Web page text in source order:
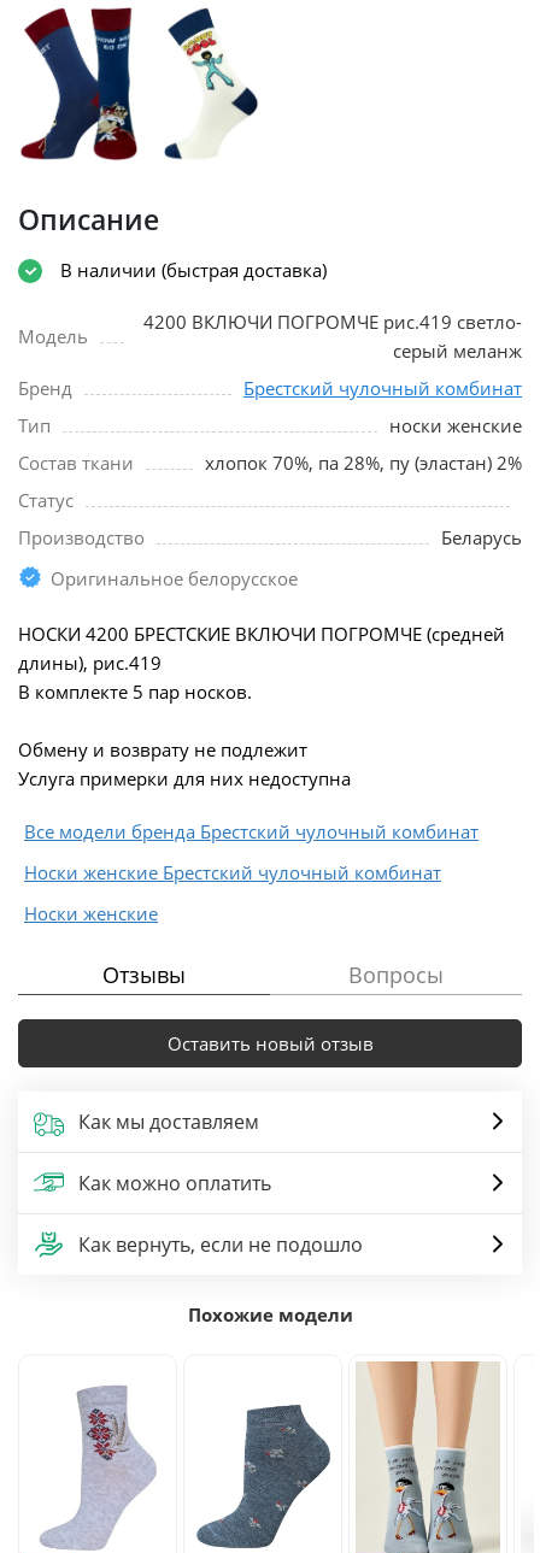
Описание
В наличии (быстрая доставка)
Модель
4200 ВКЛЮЧИ ПОГРОМЧЕ рис.419 светло-
серый меланж
Бренд
Брестский чулочный комбинат
Тип
носки женские
Состав ткани
хлопок 70%, па 28%, пу (эластан) 2%
Статус
Производство
Беларусь
Оригинальное белорусское
НОСКИ 4200 БРЕСТСКИЕ ВКЛЮЧИ ПОГРОМЧЕ (средней
длины), рис.419
В комплекте 5 пар носков.
Обмену и возврату не подлежит
Услуга примерки для них недоступна
Все модели бренда Брестский чулочный комбинат
Носки женские Брестский чулочный комбинат
Носки женские
Отзывы Вопросы
Оставить новый отзыв
Как мы доставляем
Как можно оплатить
Как вернуть, если не подошло
Похожие модели